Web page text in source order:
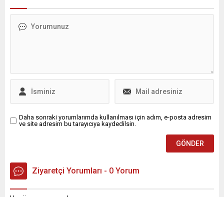
Daha sonraki yorumlarımda kullanılması için adım, e-posta adresim
ve site adresim bu tarayıcıya kaydedilsin.
Ziyaretçi Yorumları - 0 Yorum